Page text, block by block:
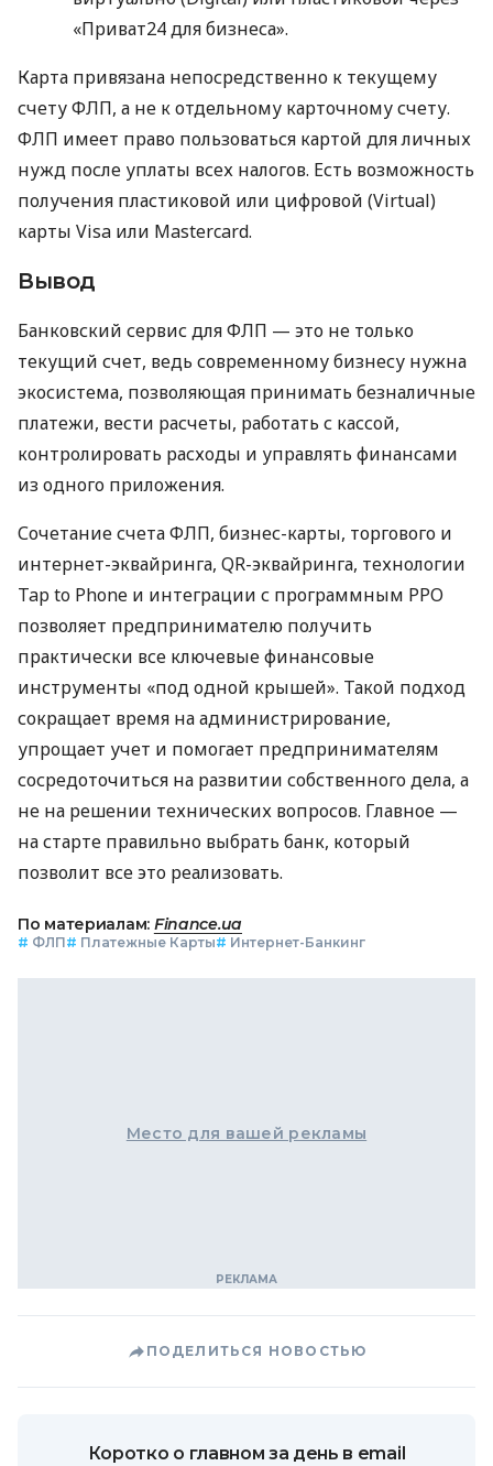
«Приват24 для бизнеса».
Карта привязана непосредственно к текущему
счету ФЛП, а не к отдельному карточному счету.
ФЛП имеет право пользоваться картой для личных
нужд после уплаты всех налогов. Есть возможность
получения пластиковой или цифровой (Virtual)
карты Visa или Mastercard.
Вывод
Банковский сервис для ФЛП — это не только
текущий счет, ведь современному бизнесу нужна
экосистема, позволяющая принимать безналичные
платежи, вести расчеты, работать с кассой,
контролировать расходы и управлять финансами
из одного приложения.
Сочетание счета ФЛП, бизнес-карты, торгового и
интернет-эквайринга, QR-эквайринга, технологии
Tap to Phone и интеграции с программным РРО
позволяет предпринимателю получить
практически все ключевые финансовые
инструменты «под одной крышей». Такой подход
сокращает время на администрирование,
упрощает учет и помогает предпринимателям
сосредоточиться на развитии собственного дела, а
не на решении технических вопросов. Главное —
на старте правильно выбрать банк, который
позволит все это реализовать.
По материалам: Finance.ua
# ФЛП# Платежные Карты# Интернет-Банкинг
Место для вашей рекламы
ПОДЕЛИТЬСЯ НОВОСТЬЮ
Коротко о главном за день в email